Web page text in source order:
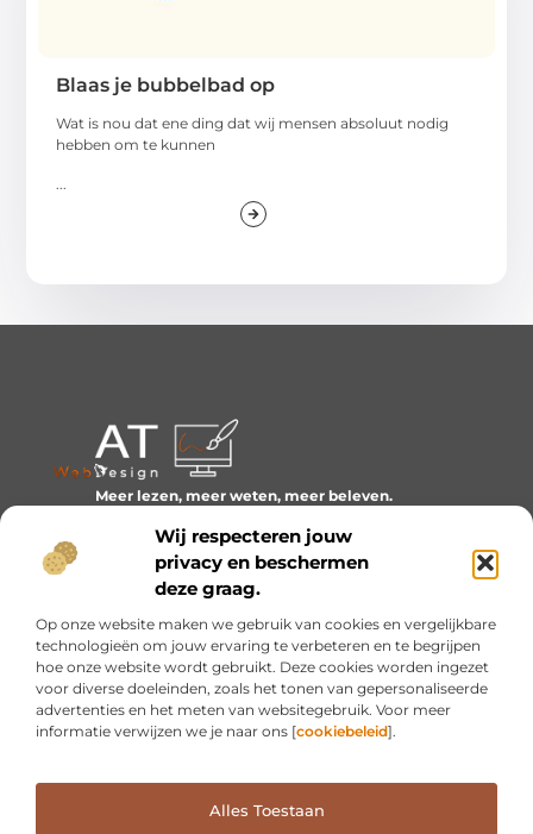
Wij respecteren jouw
privacy en beschermen
deze graag.
Op onze website maken we gebruik van cookies en vergelijkbare
technologieën om jouw ervaring te verbeteren en te begrijpen
hoe onze website wordt gebruikt. Deze cookies worden ingezet
voor diverse doeleinden, zoals het tonen van gepersonaliseerde
advertenties en het meten van websitegebruik. Voor meer
informatie verwijzen we je naar ons [cookiebeleid].
Alles Toestaan
Blaas je bubbelbad op
Wat is nou dat ene ding dat wij mensen absoluut nodig
hebben om te kunnen
Meer lezen, meer weten, meer beleven.
het dagelijks leven boeiend maakt.
Bericht categorie
Onze informatie